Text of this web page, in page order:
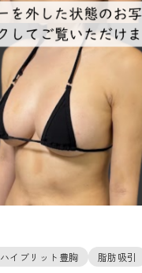
ハイブリット豊胸 脂肪吸引